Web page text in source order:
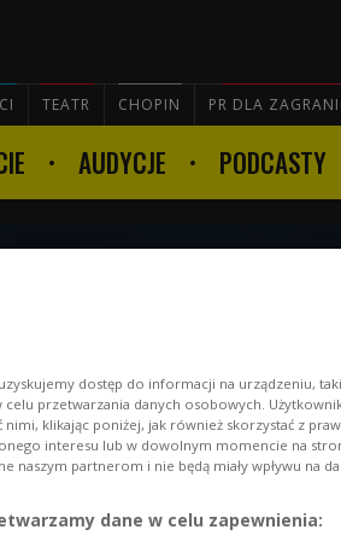
TEATR CHOPIN PR DLA

AUDYCJE PODCASTY
tory
dostęp do informacji na urządzeniu,
przetwarzania danych osobowych.
klikając poniżej, jak również skorzystać z
interesu lub w dowolnym momencie na
naszym partnerom i nie będą miały wpływu na
dane w celu zapewnienia: